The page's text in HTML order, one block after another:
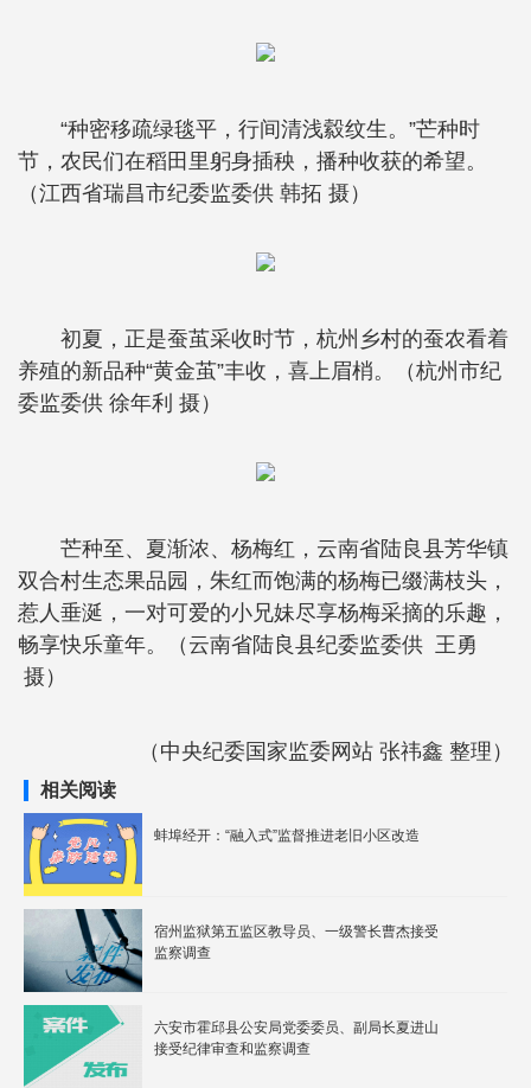
“种密移疏绿毯平，行间清浅縠纹生。”芒种时
节，农民们在稻田里躬身插秧，播种收获的希望。
（江西省瑞昌市纪委监委供 韩拓 摄）
初夏，正是蚕茧采收时节，杭州乡村的蚕农看着
养殖的新品种“黄金茧”丰收，喜上眉梢。（杭州市纪
委监委供 徐年利 摄）
芒种至、夏渐浓、杨梅红，云南省陆良县芳华镇
双合村生态果品园，朱红而饱满的杨梅已缀满枝头，
惹人垂涎，一对可爱的小兄妹尽享杨梅采摘的乐趣，
畅享快乐童年。（云南省陆良县纪委监委供 王勇
摄）
（中央纪委国家监委网站 张祎鑫 整理）
相关阅读
蚌埠经开：“融入式”监督推进老旧小区改造
宿州监狱第五监区教导员、一级警长曹杰接受
监察调查
六安市霍邱县公安局党委委员、副局长夏进山
接受纪律审查和监察调查